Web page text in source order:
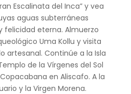
Escalinata del Inca” y vea
aguas subterráneas
felicidad eterna. Almuerzo
Uma Kollu y visita
artesanal. Continúe a la Isla
de la Vírgenes del Sol
en Aliscafo. A la
y la Virgen Morena.